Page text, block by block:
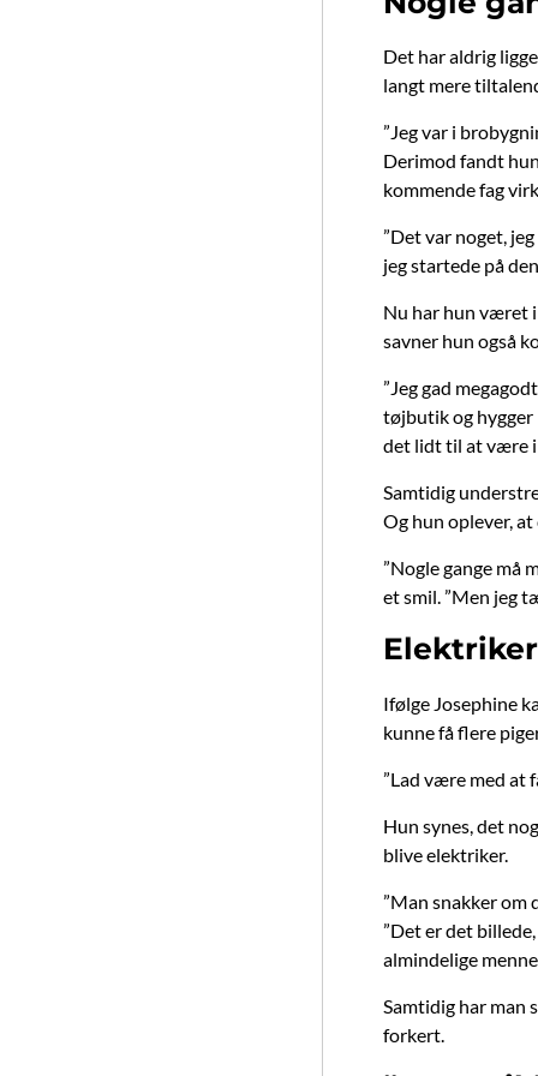
Det har aldrig
langt mere
”Jeg var i
Derimod fandt
kommende fag
”Det var noget,
jeg startede på
Nu har hun været i
savner hun også
”Jeg gad
tøjbutik og hygger
det lidt til at være
Samtidig
Og hun oplever,
”Nogle gange må
et smil. ”Men jeg
Ifølge Josephine
kunne få flere
”Lad være med at
Hun synes, det
blive elektriker.
”Man snakker om
”Det er det
almindelige
Samtidig har man
forkert.